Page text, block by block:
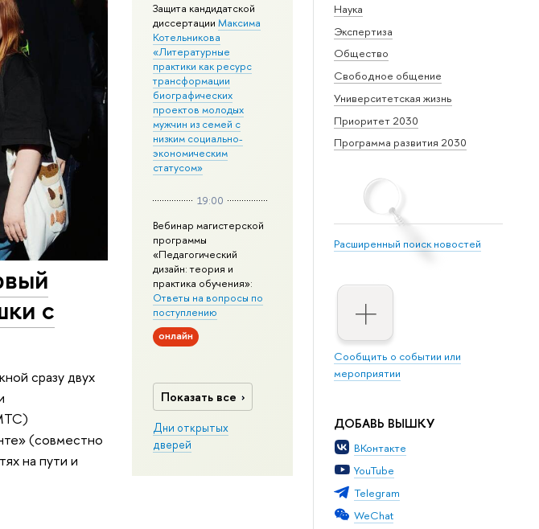
Наука
Экспертиза
Общество
Свободное общение
Университетская жизнь
Приоритет 2030
Программа развития 2030
Расширенный поиск новостей
Сообщить о событии или
мероприятии
ДОБАВЬ ВЫШКУ
ВКонтакте
YouTube
Telegram
WeChat
Защита кандидатской
диссертации Максима
Котельникова
«Литературные
практики как ресурс
трансформации
биографических
проектов молодых
мужчин из семей с
низким социально-
экономическим
статусом»
19:00
Вебинар магистерской
программы
«Педагогический
дизайн: теория и
практика обучения»:
Ответы на вопросы по
поступлению
онлайн
Показать все
Дни открытых
дверей
с
сразу двух
(совместно
на пути и